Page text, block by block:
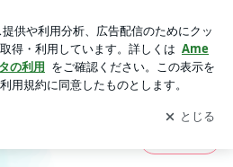
ブログの更新通知
を受け取りまし
開く